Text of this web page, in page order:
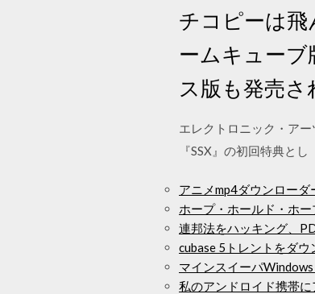
チコピーは
ームキュー
ス版も発売さ
エレクトロニック・ア
『SSX』の初回特典とし
アニメmp4ダウンローダ
ホープ・ホールド・ホ
連邦法をハッキング、
cubase 5トレントをダウ
マインスイーパ
私のアンドロイド携帯